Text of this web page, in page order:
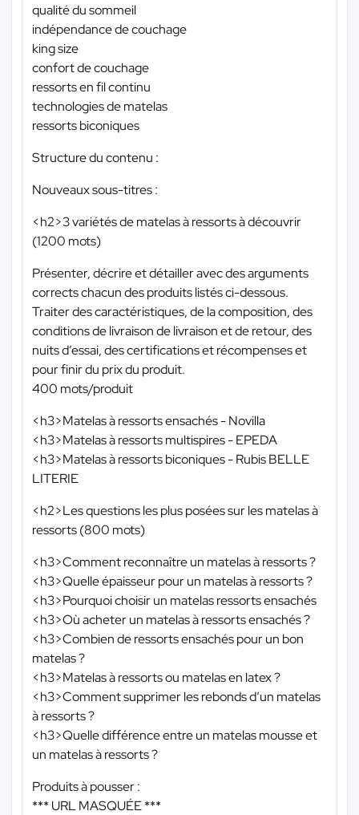
qualité du sommeil
indépendance de couchage
king size
confort de couchage
ressorts en fil continu
technologies de matelas
ressorts biconiques
Structure du contenu :
Nouveaux sous-titres :
<h2>3 variétés de matelas à ressorts à découvrir
(1200 mots)
Présenter, décrire et détailler avec des arguments
corrects chacun des produits listés ci-dessous.
Traiter des caractéristiques, de la composition, des
conditions de livraison de livraison et de retour, des
nuits d’essai, des certifications et récompenses et
pour finir du prix du produit.
400 mots/produit
<h3>Matelas à ressorts ensachés - Novilla
<h3>Matelas à ressorts multispires - EPEDA
<h3>Matelas à ressorts biconiques - Rubis BELLE
LITERIE
<h2>Les questions les plus posées sur les matelas à
ressorts (800 mots)
<h3>Comment reconnaître un matelas à ressorts ?
<h3>Quelle épaisseur pour un matelas à ressorts ?
<h3>Pourquoi choisir un matelas ressorts ensachés
<h3>Où acheter un matelas à ressorts ensachés ?
<h3>Combien de ressorts ensachés pour un bon
matelas ?
<h3>Matelas à ressorts ou matelas en latex ?
<h3>Comment supprimer les rebonds d’un matelas
à ressorts ?
<h3>Quelle différence entre un matelas mousse et
un matelas à ressorts ?
Produits à pousser :
*** URL MASQUÉE ***